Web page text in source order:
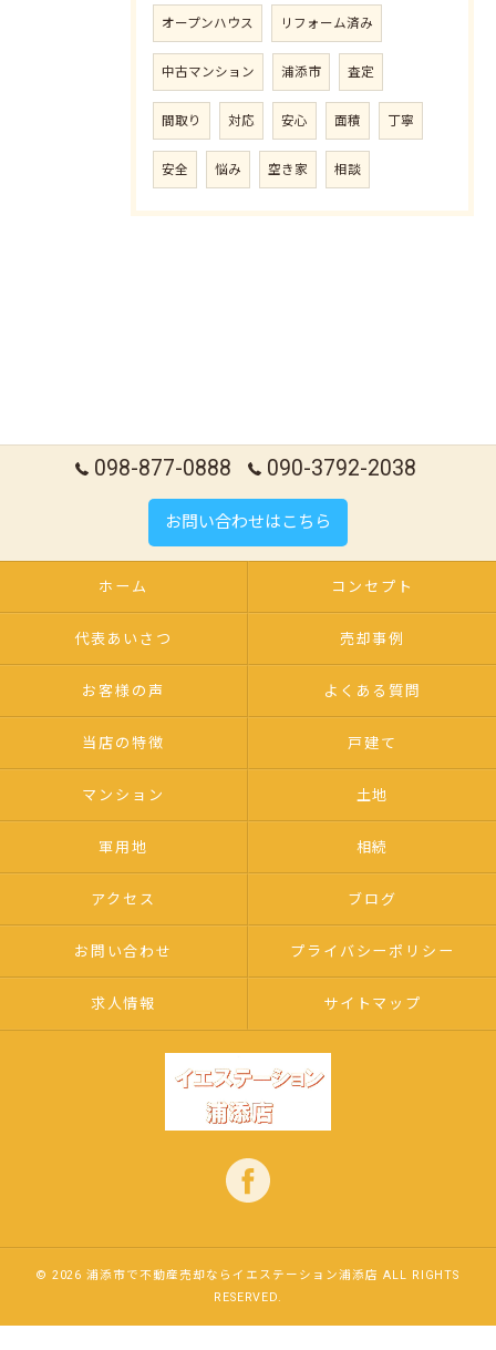
オープンハウス リフォーム済み
中古マンション 浦添市 査定
間取り 対応 安心 面積 丁寧
安全 悩み 空き家 相談
098-877-0888 090-3792-2038
お問い合わせはこちら
ホーム コンセプト
代表あいさつ 売却事例
お客様の声 よくある質問
当店の特徴 戸建て
マンション 土地
軍用地 相続
アクセス ブログ
お問い合わせ プライバシーポリシー
求人情報 サイトマップ
© 2026 浦添市で不動産売却ならイエステーション浦添店 ALL RIGHTS
RESERVED.